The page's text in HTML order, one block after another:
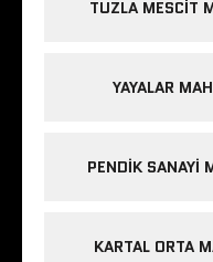
TUZLA MESCIT
YAYALAR
PENDIK SANAYI
KARTAL ORTA